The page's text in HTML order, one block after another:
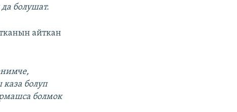
болушат.
айткан
болуп
болмок